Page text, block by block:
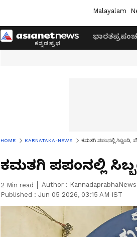
Malayalam
ಭಾರತಪ್ರಪಂಚ
HOME KARNATAKA-NEWS ಕಮತಗಿ ಪಪಂನಲ್ಲಿ ಸಿಬ್ಬಂದಿ,
ಕಮತಗಿ ಪಪಂನಲ್ಲಿ
2 Min read Author :
Published : Jun 05 2026, 03:15 AM IST